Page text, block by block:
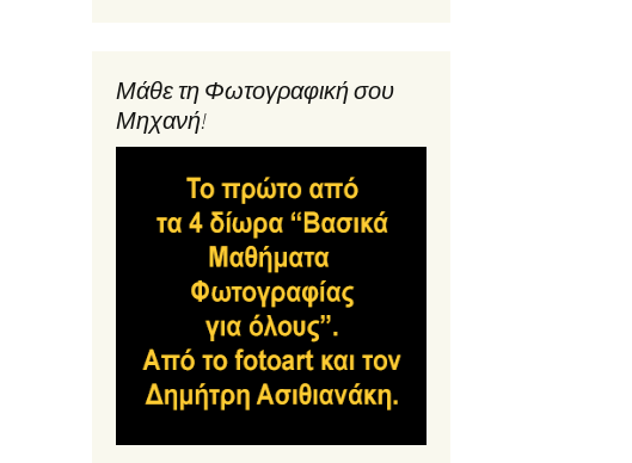
Μάθε τη Φωτογραφική σου
Μηχανή!